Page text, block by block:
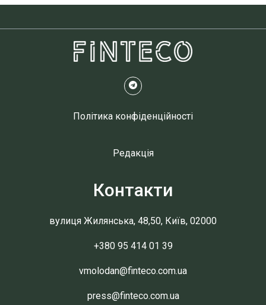
Політика конфіденційності
Редакція
Контакти
вулиця Жилянська, 48,50, Київ, 02000
+380 95 414 01 39
vmolodan@finteco.com.ua
press@finteco.com.ua